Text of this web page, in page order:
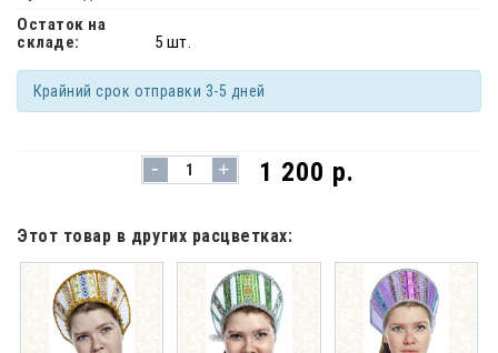
Остаток на
складе:
5 шт.
Крайний срок отправки 3-5 дней
- + 1 200 р.
Этот товар в других расцветках: